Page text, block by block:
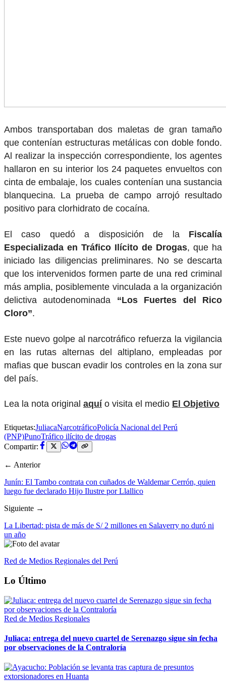
Ambos transportaban dos maletas de gran tamaño
que contenían estructuras metálicas con doble fondo.
Al realizar la inspección correspondiente, los agentes
hallaron en su interior los 24 paquetes envueltos con
cinta de embalaje, los cuales contenían una sustancia
blanquecina. La prueba de campo arrojó resultado
positivo para clorhidrato de cocaína.
El caso quedó a disposición de la Fiscalía
Especializada en Tráfico Ilícito de Drogas, que ha
iniciado las diligencias preliminares. No se descarta
que los intervenidos formen parte de una red criminal
más amplia, posiblemente vinculada a la organización
delictiva autodenominada “Los Fuertes del Rico
Cloro”.
Este nuevo golpe al narcotráfico refuerza la vigilancia
en las rutas alternas del altiplano, empleadas por
mafias que buscan evadir los controles en la zona sur
del país.
Lea la nota original aquí o visita el medio El Objetivo
Etiquetas:JuliacaNarcotráficoPolicía Nacional del Perú
(PNP)PunoTráfico ilícito de drogas
Compartir:
← Anterior
Junín: El Tambo contrata con cuñados de Waldemar Cerrón, quien
luego fue declarado Hijo Ilustre por Llallico
Siguiente →
La Libertad: pista de más de S/ 2 millones en Salaverry no duró ni
un año
Red de Medios Regionales del Perú
Lo Último
Red de Medios Regionales
Juliaca: entrega del nuevo cuartel de Serenazgo sigue sin fecha
por observaciones de la Contraloría